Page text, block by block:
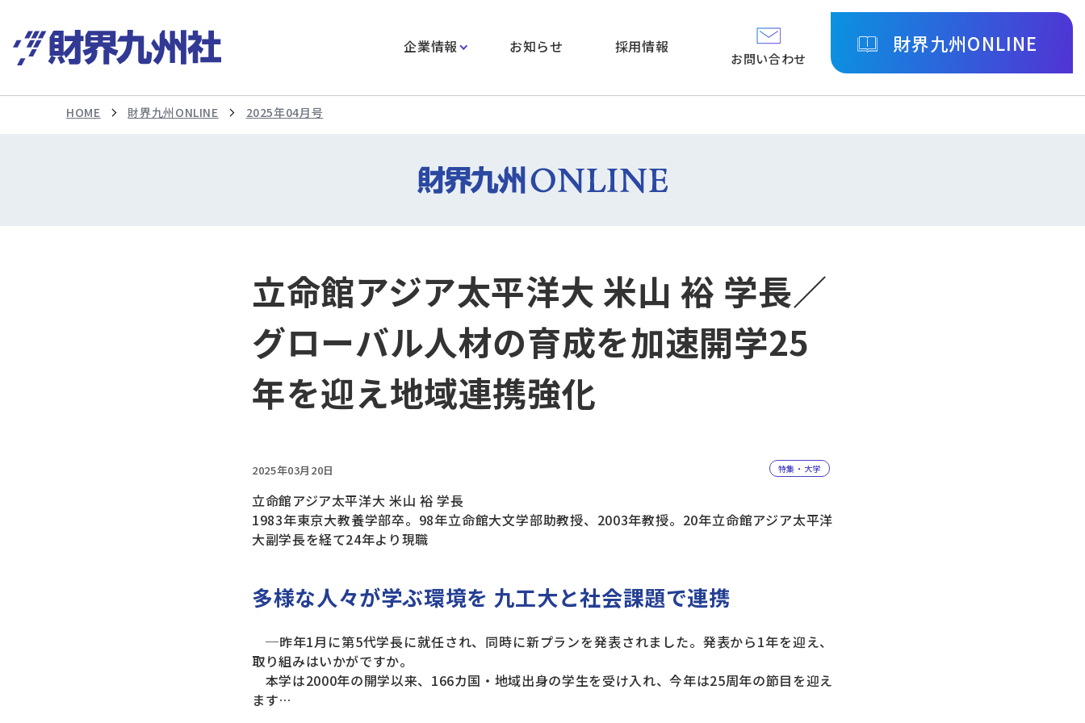
企業情報 お知らせ 採用情報
お問い合わせ
財界九州ONLINE
HOME 財界九州ONLINE 2025年04月号
立命館アジア太平洋大 米山 裕 学長／
グローバル人材の育成を加速開学25
年を迎え地域連携強化
2025年03月20日 特集・大学
立命館アジア太平洋大 米山 裕 学長
1983年東京大教養学部卒。98年立命館大文学部助教授、2003年教授。20年立命館アジア太平洋
大副学長を経て24年より現職
多様な人々が学ぶ環境を 九工大と社会課題で連携
─昨年1月に第5代学長に就任され、同時に新プランを発表されました。発表から1年を迎え、
取り組みはいかがですか。
本学は2000年の開学以来、166カ国・地域出身の学生を受け入れ、今年は25周年の節目を迎え
ます…